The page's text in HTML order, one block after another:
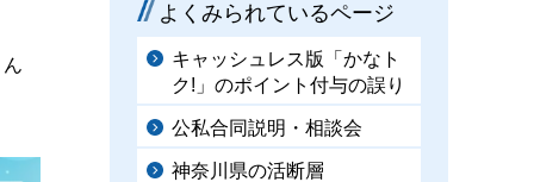
よくみられているページ
キャッシュレス版「かなト
ク!」のポイント付与の誤り
公私合同説明・相談会
神奈川県の活断層